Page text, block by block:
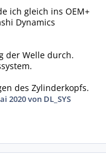
ich gleich ins OEM+
Dynamics
der Welle durch.
des Zylinderkopfs.
2020von DL_SYS